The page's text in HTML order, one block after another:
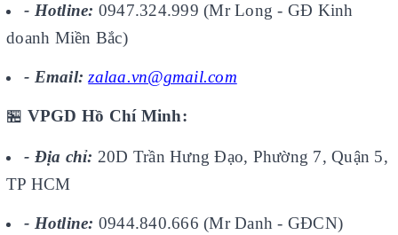
- Hotline: 0947.324.999 (Mr Long - GĐ Kinh
doanh Miền Bắc)
- Email: zalaa.vn@gmail.com
🏪 VPGD Hồ Chí Minh:
- Địa chỉ: 20D Trần Hưng Đạo, Phường 7, Quận 5,
TP HCM
- Hotline: 0944.840.666 (Mr Danh - GĐCN)